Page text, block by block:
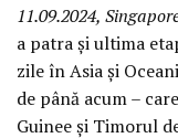
11.09.2024,
a patra și ultima
zile în Asia și
de până acum –
Guinee și Timorul